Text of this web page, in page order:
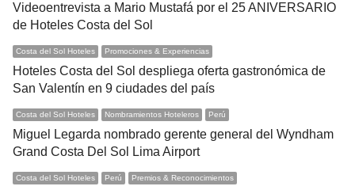
Videoentrevista a Mario Mustafá por el 25 ANIVERSARIO
de Hoteles Costa del Sol
Costa del Sol Hoteles Promociones & Experiencias
Hoteles Costa del Sol despliega oferta gastronómica de
San Valentín en 9 ciudades del país
Costa del Sol Hoteles Nombramientos Hoteleros Perú
Miguel Legarda nombrado gerente general del Wyndham
Grand Costa Del Sol Lima Airport
Costa del Sol Hoteles Perú Premios & Reconocimientos